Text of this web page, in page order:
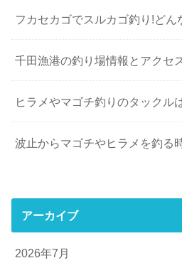
フカセカゴでスルカゴ釣り!どん
千田漁港の釣り場情報とアクセ
ヒラメやマゴチ釣りのタックル
波止からマゴチやヒラメを釣る
アーカイブ
2026年7月